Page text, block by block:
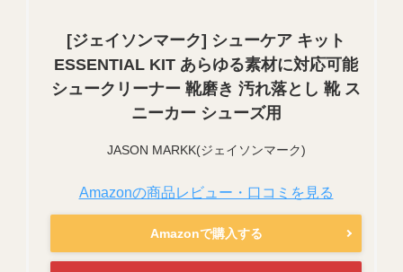
[ジェイソンマーク] シューケア キット
ESSENTIAL KIT あらゆる素材に対応可能
シュークリーナー 靴磨き 汚れ落とし 靴 ス
ニーカー シューズ用
JASON MARKK(ジェイソンマーク)
Amazonの商品レビュー・口コミを見る
Amazonで購入する